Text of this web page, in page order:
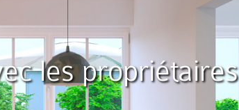
les propriétaires